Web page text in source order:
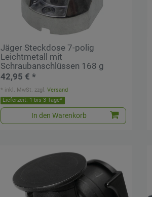
Jäger Steckdose 7-polig
Leichtmetall mit
Schraubanschlüssen 168 g
42,95 € *
Lieferzeit: 1 bis 3 Tage*
In den Warenkorb
* inkl. MwSt. zzgl.Versand